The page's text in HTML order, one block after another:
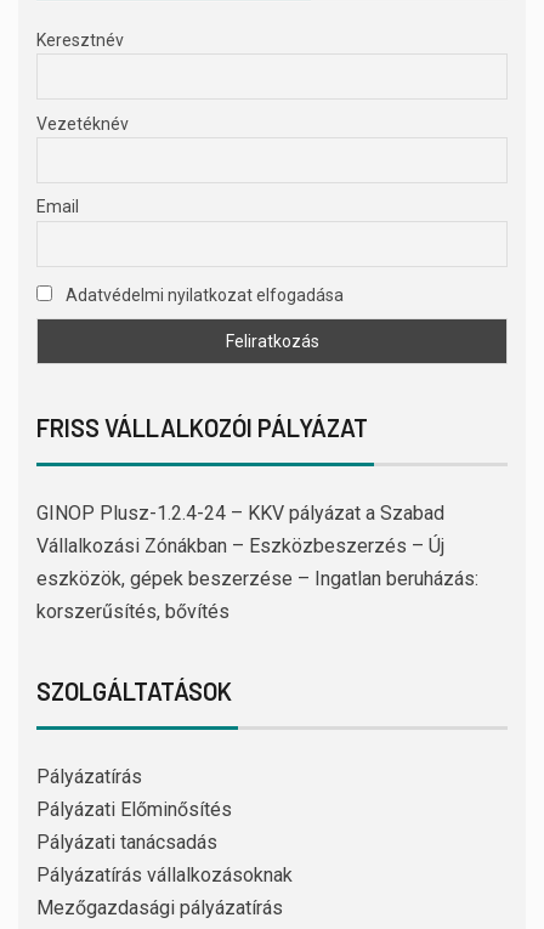
Keresztnév
Vezetéknév
Email
Adatvédelmi nyilatkozat elfogadása
FRISS VÁLLALKOZÓI PÁLYÁZAT
GINOP Plusz-1.2.4-24 – KKV pályázat a Szabad
Vállalkozási Zónákban – Eszközbeszerzés – Új
eszközök, gépek beszerzése – Ingatlan beruházás:
korszerűsítés, bővítés
SZOLGÁLTATÁSOK
Pályázatírás
Pályázati Előminősítés
Pályázati tanácsadás
Pályázatírás vállalkozásoknak
Mezőgazdasági pályázatírás